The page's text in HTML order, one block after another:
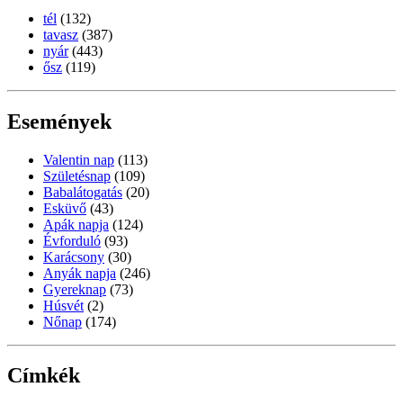
tél (132)
tavasz (387)
nyár (443)
ősz (119)
Események
Valentin nap (113)
Születésnap (109)
Babalátogatás (20)
Esküvő (43)
Apák napja (124)
Évforduló (93)
Karácsony (30)
Anyák napja (246)
Gyereknap (73)
Húsvét (2)
Nőnap (174)
Címkék